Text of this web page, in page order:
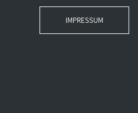
IMPRESSUM